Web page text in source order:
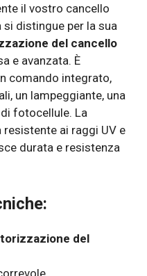
il vostro cancello
distingue per la sua
del cancello
e avanzata. È
comando integrato,
un lampeggiante, una
fotocellule. La
ai raggi UV e
durata e resistenza
del